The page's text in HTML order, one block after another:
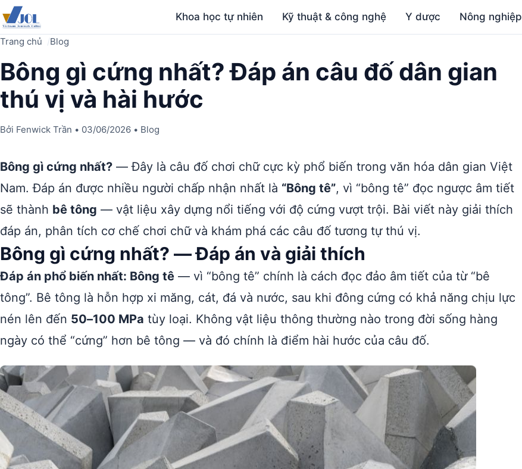
Khoa học tự nhiên Kỹ thuật & công nghệ Y dược Nông nghiệp
Trang chủ Blog
Bông gì cứng nhất? Đáp án câu đố dân gian
thú vị và hài hước
Bởi Fenwick Trần • 03/06/2026 • Blog
Bông gì cứng nhất? — Đây là câu đố chơi chữ cực kỳ phổ biến trong văn hóa dân gian Việt
Nam. Đáp án được nhiều người chấp nhận nhất là “Bông tê”, vì “bông tê” đọc ngược âm tiết
sẽ thành bê tông — vật liệu xây dựng nổi tiếng với độ cứng vượt trội. Bài viết này giải thích
đáp án, phân tích cơ chế chơi chữ và khám phá các câu đố tương tự thú vị.
Bông gì cứng nhất? — Đáp án và giải thích
Đáp án phổ biến nhất: Bông tê — vì “bông tê” chính là cách đọc đảo âm tiết của từ “bê
tông”. Bê tông là hỗn hợp xi măng, cát, đá và nước, sau khi đông cứng có khả năng chịu lực
nén lên đến 50–100 MPa tùy loại. Không vật liệu thông thường nào trong đời sống hàng
ngày có thể “cứng” hơn bê tông — và đó chính là điểm hài hước của câu đố.